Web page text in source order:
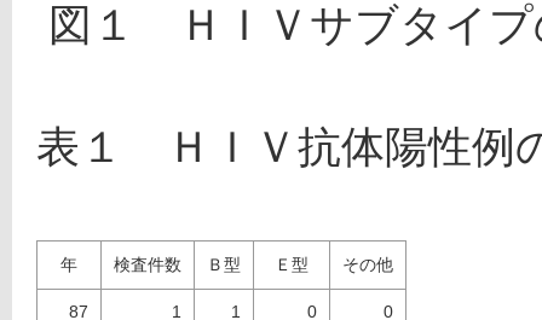
図１　ＨＩＶサブタイ
表１　ＨＩＶ抗体陽性例
年 検査件数 Ｂ型 Ｅ型 その他
87
1
1
0
0